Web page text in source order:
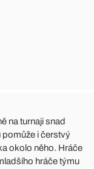
na turnaji snad
pomůže i čerstvý
okolo něho. Hráče
hráče týmu